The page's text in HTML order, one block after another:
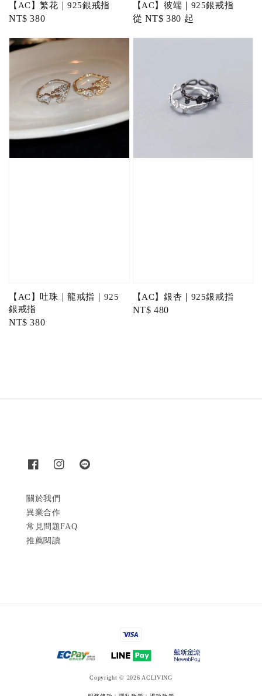
【AC】繁花｜925銀戒指
Regular
NT$ 380
【AC】彼端｜925銀戒指
Regular
從 NT$ 380 起
【AC】吐珠｜龍戒指｜925
銀戒指
Regular
NT$ 380
【AC】銀杏｜925銀戒指
Regular
NT$ 480
關於我們
異業合作
常見問題FAQ
推薦閱讀
Copyright © 2026 ACLIVING